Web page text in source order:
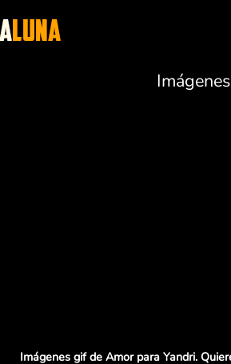
Imágenes gif de Amor para Yandri.